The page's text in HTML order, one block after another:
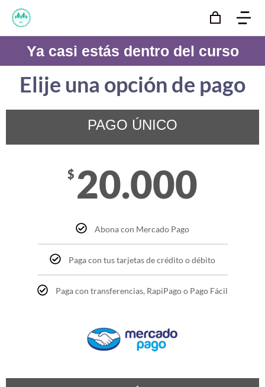
Ya casi estás dentro del curso
Elije una opción de pago
PAGO ÚNICO
$ 20.000
Abona con Mercado Pago
Paga con tus tarjetas de crédito o débito
Paga con transferencias, RapiPago o Pago Fácil